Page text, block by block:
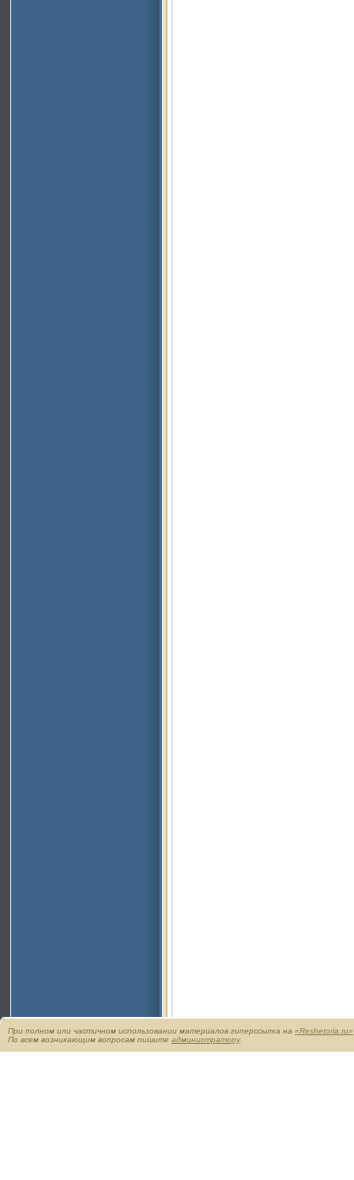
При полном или частичном использовании материалов гиперссылка на «Reshetoria.ru»
По всем возникающим вопросам пишите администратору.